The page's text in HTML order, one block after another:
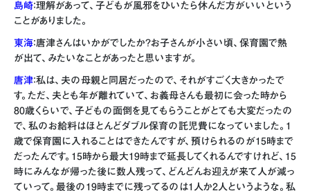
島崎：理解があって、子どもが風邪をひいたら休んだ方がいいという
ことがありました。
東海：唐津さんはいかがでしたか？お子さんが小さい頃、保育園で熱
が出て、みたいなことがあったと思いますが。
唐津：私は、夫の母親と同居だったので、それがすごく大きかったで
す。ただ、夫とも年が離れていて、お義母さんも最初に会った時から
80歳くらいで、子どもの面倒を見てもらうことがとても大変だったの
で、私のお給料はほとんどダブル保育の託児費になっていました。1
歳で保育園に入れることはできたんですが、預けられるのが15時まで
だったんです。15時から最大19時まで延長してくれるんですけれど、15
時にみんなが帰った後に数人残って、どんどんお迎えが来て人が減っ
ていって。最後の19時までに残ってるのは1人か2人というような。私